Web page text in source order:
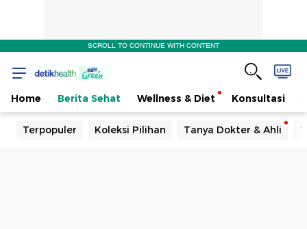
SCROLL TO CONTINUE WITH CONTENT
Home Berita Sehat Wellness & Diet Konsultasi
Terpopuler Koleksi Pilihan Tanya Dokter & Ahli